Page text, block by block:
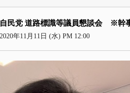
自民党 道路標識等議員懇談会 ※幹
2020年11月11日 (水) PM 12:00